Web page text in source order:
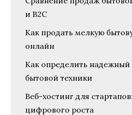
и B2C
Как продать мелкую
онлайн
Как определить надежный
бытовой техники
Веб-хостинг для
цифрового роста